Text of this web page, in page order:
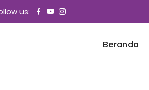
us:
Beranda